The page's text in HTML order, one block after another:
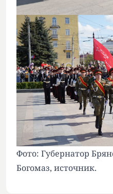
Фото: Губернатор
Богомаз, источник.